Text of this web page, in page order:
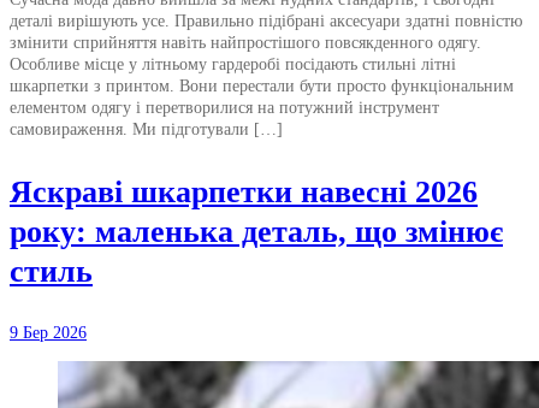
деталі вирішують усе. Правильно підібрані аксесуари здатні повністю
змінити сприйняття навіть найпростішого повсякденного одягу.
Особливе місце у літньому гардеробі посідають стильні літні
шкарпетки з принтом. Вони перестали бути просто функціональним
елементом одягу і перетворилися на потужний інструмент
самовираження. Ми підготували […]
Яскраві шкарпетки навесні 2026
року: маленька деталь, що змінює
стиль
9 Бер 2026